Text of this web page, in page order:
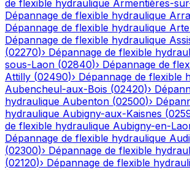
de flexible hydraulique Armentières-
Dépannage de flexible hydraulique
Dépannage de flexible hydraulique
Dépannage de flexible hydraulique
(02270)› Dépannage de flexible
sous-Laon (02840)› Dépannage de
Attilly (02490)› Dépannage de flexible
Aubencheul-aux-Bois (02420)›
hydraulique Aubenton (02500)›
hydraulique Aubigny-aux-Kaisnes (
de flexible hydraulique Aubigny-en-
Dépannage de flexible hydraulique
(02300)› Dépannage de flexible
(02120)› Dépannage de flexible